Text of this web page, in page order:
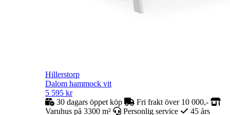
Hillerstorp
Dalom hammock vit
5 595 kr
30 dagars öppet köp
Fri frakt över 10 000,-
Varuhus på 3300 m²
Personlig service
45 års